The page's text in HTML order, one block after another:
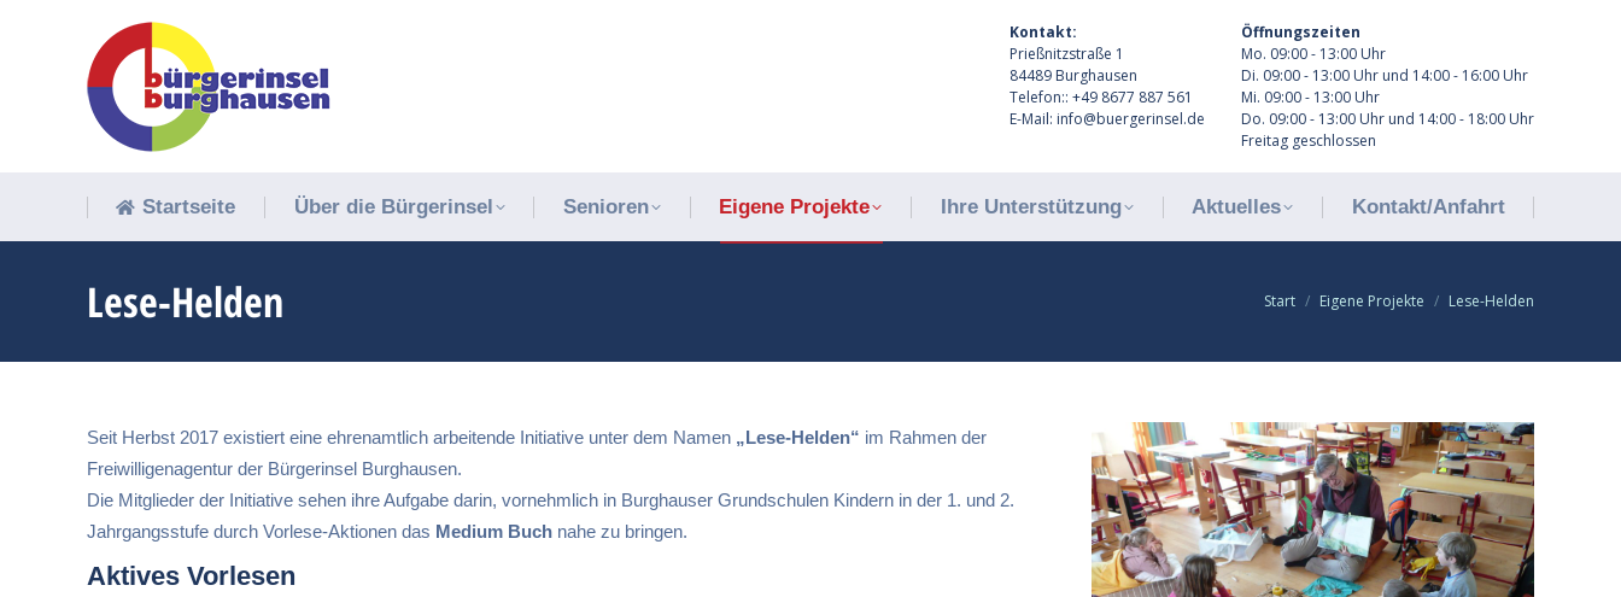
Kontakt:
Prießnitzstraße 1
84489 Burghausen
Telefon:: +49 8677 887 561
E-Mail: info@buergerinsel.de
Öffnungszeiten
Mo. 09:00 - 13:00 Uhr
Di. 09:00 - 13:00 Uhr und 14:00 - 16:00 Uhr
Mi. 09:00 - 13:00 Uhr
Do. 09:00 - 13:00 Uhr und 14:00 - 18:00 Uhr
Freitag geschlossen
Startseite Über die Bürgerinsel Senioren Eigene Projekte Ihre Unterstützung Aktuelles Kontakt/Anfahrt
Lese-Helden Sie befinden sich hier:
Start Eigene Projekte Lese-Helden
Seit Herbst 2017 existiert eine ehrenamtlich arbeitende Initiative unter dem Namen „Lese-Helden“ im Rahmen der
Freiwilligenagentur der Bürgerinsel Burghausen.
Die Mitglieder der Initiative sehen ihre Aufgabe darin, vornehmlich in Burghauser Grundschulen Kindern in der 1. und 2.
Jahrgangsstufe durch Vorlese-Aktionen das Medium Buch nahe zu bringen.
Aktives Vorlesen
Startseite Ihre Unterstützung Aktuelles Kontakt/Anfahrt